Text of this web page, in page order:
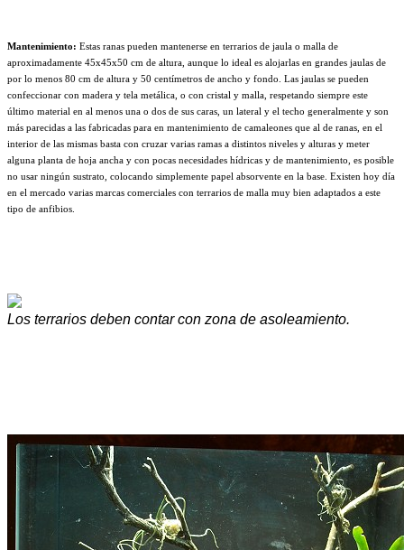
Mantenimiento: Estas ranas pueden mantenerse en terrarios de jaula o malla de
aproximadamente 45x45x50 cm de altura, aunque lo ideal es alojarlas en grandes jaulas de
por lo menos 80 cm de altura y 50 centímetros de ancho y fondo. Las jaulas se pueden
confeccionar con madera y tela metálica, o con cristal y malla, respetando siempre este
último material en al menos una o dos de sus caras, un lateral y el techo generalmente y son
más parecidas a las fabricadas para en mantenimiento de camaleones que al de ranas, en el
interior de las mismas basta con cruzar varias ramas a distintos niveles y alturas y meter
alguna planta de hoja ancha y con pocas necesidades hídricas y de mantenimiento, es posible
no usar ningún sustrato, colocando simplemente papel absorvente en la base. Existen hoy día
en el mercado varias marcas comerciales con terrarios de malla muy bien adaptados a este
tipo de anfibios.
Los terrarios deben contar con zona de asoleamiento.